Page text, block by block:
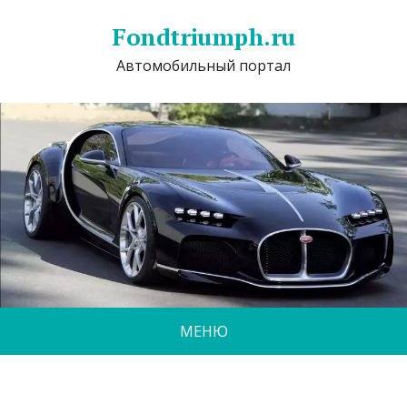
Fondtriumph.ru
Автомобильный портал
МЕНЮ